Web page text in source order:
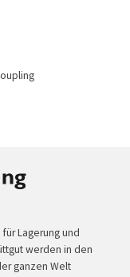
Lagerung und
werden in den
ganzen Welt